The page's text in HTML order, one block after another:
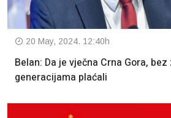
20 May, 2024. 12:40h
Belan: Da je vječna Crna Gora,
generacijama plaćali